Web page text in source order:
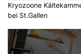
Kryozoone
bei St.Gallen